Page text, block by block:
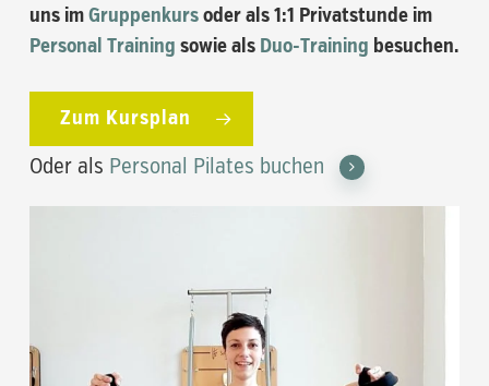
uns im Gruppenkursoder als 1:1 Privatstunde im
Personal Training sowie als Duo-Training besuchen.
Zum Kursplan
Oder als Personal Pilates buchen